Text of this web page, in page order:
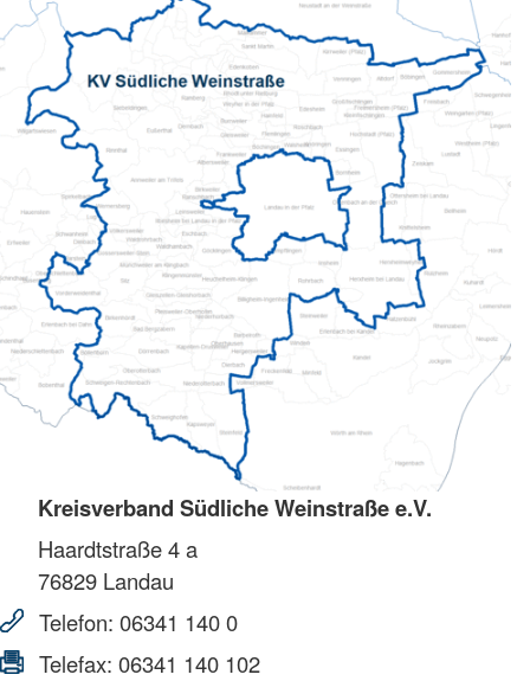
Kreisverband Südliche Weinstraße e.V.
Haardtstraße 4 a
76829 Landau
Telefon: 06341 140 0
Telefax: 06341 140 102